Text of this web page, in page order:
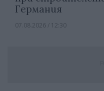
Германия
07.08.2026 / 12:30